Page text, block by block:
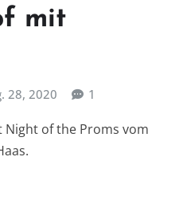
mit
28, 2020 1
Night of the Proms vom